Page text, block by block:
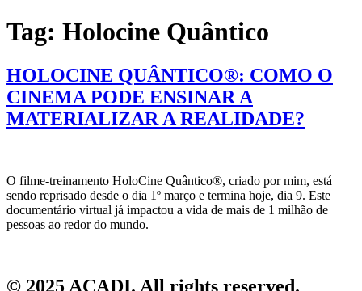
Tag: Holocine Quântico
HOLOCINE QUÂNTICO®: COMO O
CINEMA PODE ENSINAR A
MATERIALIZAR A REALIDADE?
O filme-treinamento HoloCine Quântico®, criado por mim, está
sendo reprisado desde o dia 1º março e termina hoje, dia 9. Este
documentário virtual já impactou a vida de mais de 1 milhão de
pessoas ao redor do mundo.
© 2025 ACADI. All rights reserved.